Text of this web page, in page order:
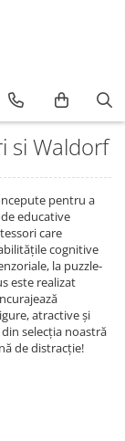
si Waldorf
pentru a
educative
care
cognitive
la puzzle-
este realizat
atractive și
selecția noastră
de distracție!